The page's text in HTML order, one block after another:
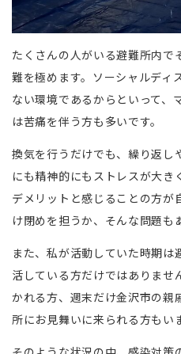
たくさんの人がいる避難所内で
難を極めます。ソーシャルディ
ない環境であるからといって、
は苦痛を伴う方も多いです。
換気を行うだけでも、繰り返し
にも精神的にもストレスが大き
デメリットと感じることの方が
け閉めを担うか、そんな問題も
また、私が活動していた時期
活している方だけではありませ
かれる方、週末だけ金沢市の親
所にお見舞いに来られる方もい